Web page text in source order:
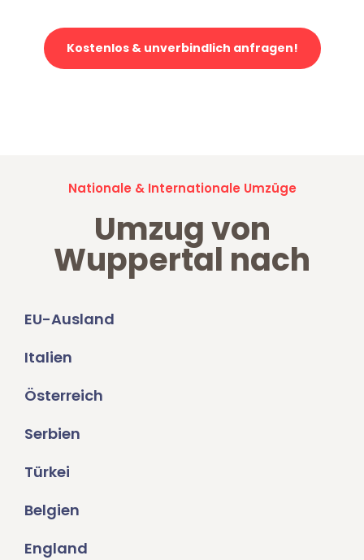
Kostenlos & unverbindlich anfragen!
Nationale & Internationale Umzüge
Umzug von
Wuppertal nach
EU-Ausland
Italien
Österreich
Serbien
Türkei
Belgien
England